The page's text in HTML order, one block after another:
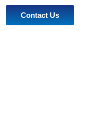
Contact Us